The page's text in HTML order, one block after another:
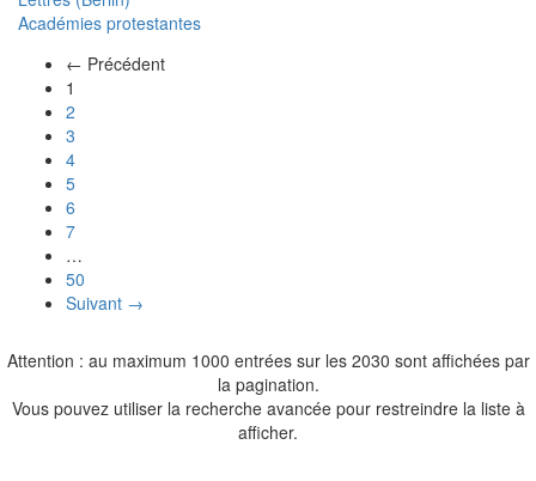
Académies protestantes
← Précédent
1
2
3
4
5
6
7
…
50
Suivant →
Attention : au maximum 1000 entrées sur les 2030 sont affichées par
la pagination.
Vous pouvez utiliser la recherche avancée pour restreindre la liste à
afficher.